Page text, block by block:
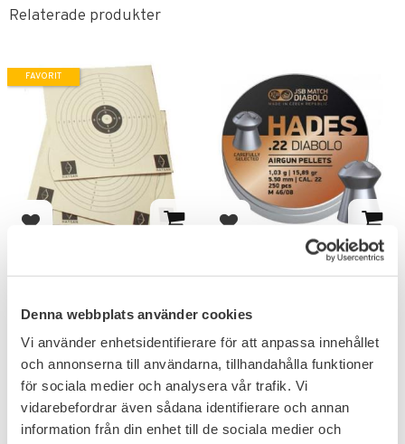
Denna webbplats använder cookies
Vi använder enhetsidentifierare för att anpassa innehållet
och annonserna till användarna, tillhandahålla funktioner
för sociala medier och analysera vår trafik. Vi
vidarebefordrar även sådana identifierare och annan
information från din enhet till de sociala medier och
Relaterade produkter
Lägg till i favoriter
ringad 100st
99
FAVORIT
Lägg till i favoriter
JSB Hades Luftgevär
Ammo 5,5mm 250-pack
149